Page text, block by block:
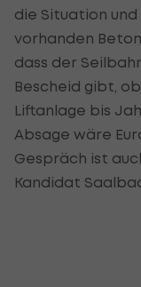
die Situation
vorhanden
dass der
Bescheid gibt,
Liftanlage bis
Absage wäre
Gespräch ist
Kandidat